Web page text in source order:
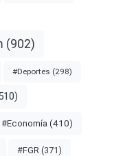
(902)
#Deportes (298)
#Economía (410)
#FGR (371)